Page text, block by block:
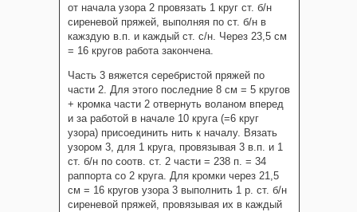
от начала узора 2 провязать 1 круг ст. б/н
сиреневой пряжей, выполняя по ст. б/н в
кажздую в.п. и каждый ст. с/н. Через 23,5 см
= 16 кругов работа закончена.
Часть 3 вяжется серебристой пряжей по
части 2. Для этого последние 8 см = 5 кругов
+ кромка части 2 отвернуть воланом вперед
и за работой в начале 10 круга (=6 круг
узора) присоединить нить к началу. Вязать
узором 3, для 1 круга, провязывая 3 в.п. и 1
ст. б/н по соотв. ст. 2 части = 238 п. = 34
раппорта со 2 круга. Для кромки через 21,5
см = 16 кругов узора 3 выполнить 1 р. ст. б/н
сиреневой пряжей, провязывая их в каждый